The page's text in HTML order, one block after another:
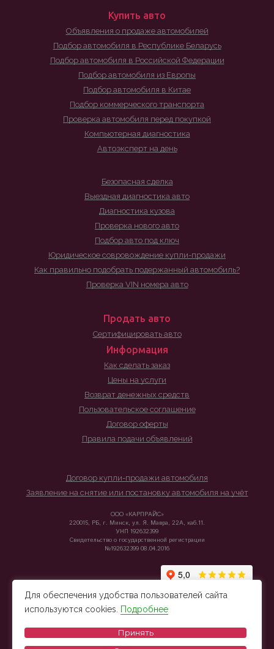
Купить авто
Объявления о продаже автомобилей
Подбор автомобиля в Республике Беларусь
Подбор автомобиля в Российской Федерации
Подбор автомобиля из Европы
Подбор автомобиля в Китае
Подбор коммерческого транспорта
Проверка автомобиля перед покупкой
Компьютерная диагностика
Автоэксперт на день
Безопасная сделка
Выездная диагностика авто
Диагностика кузова
Проверка нового авто
Подбор авто под ключ
Юридическое совровождение купли-продажи
Как правильно подобрать подержанный автомобиль?
Проверка VIN номера авто
Продать авто
Сертифицировать авто
Информация
Как сделать заказ
Цены на услуги
Возврат денежных средств
Пользовательское соглашение
Договор оферты
Правила подачи объявлений
Договор купли-продажи автомобиля
Заявление на снятие или постановку автомобиля на учёт
ООО «КАРПРАЙС»
220015, РБ, г. Минск, ул. Я. Мавра, 22А, каб.11.
УНП 192632399
Свидетельство о государственной регистрации
№192632399 08.04.2016
Для обеспечения удобства пользователей сайта
используются cookies.
Подробнее
Принять